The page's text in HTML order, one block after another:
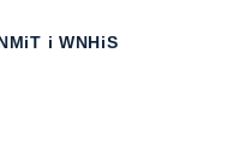
i WNHiS